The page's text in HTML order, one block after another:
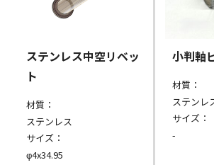
ステンレス中空リベッ
ト
材質：
ステンレス
サイズ：
φ4x34.95
小判軸
材質：
ステンレ
サイズ：
-